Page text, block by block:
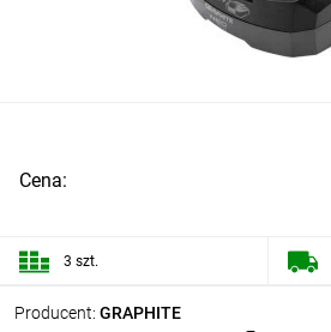
Producent: GRAPHITE
Cena:
3 szt.